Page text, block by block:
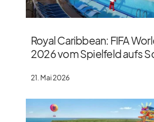
Royal Caribbean: FIFA
2026 vom Spielfeld aufs
21. Mai 2026